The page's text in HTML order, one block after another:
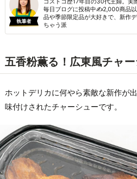
執筆者
毎日ブログに投稿中✍2,000商品
品や季節限定品が大好きで、新作
ちゃう派
五香粉薫る！広東風チャ
ホットデリカに何やら素敵な新作が
味付けされたチャーシューです。